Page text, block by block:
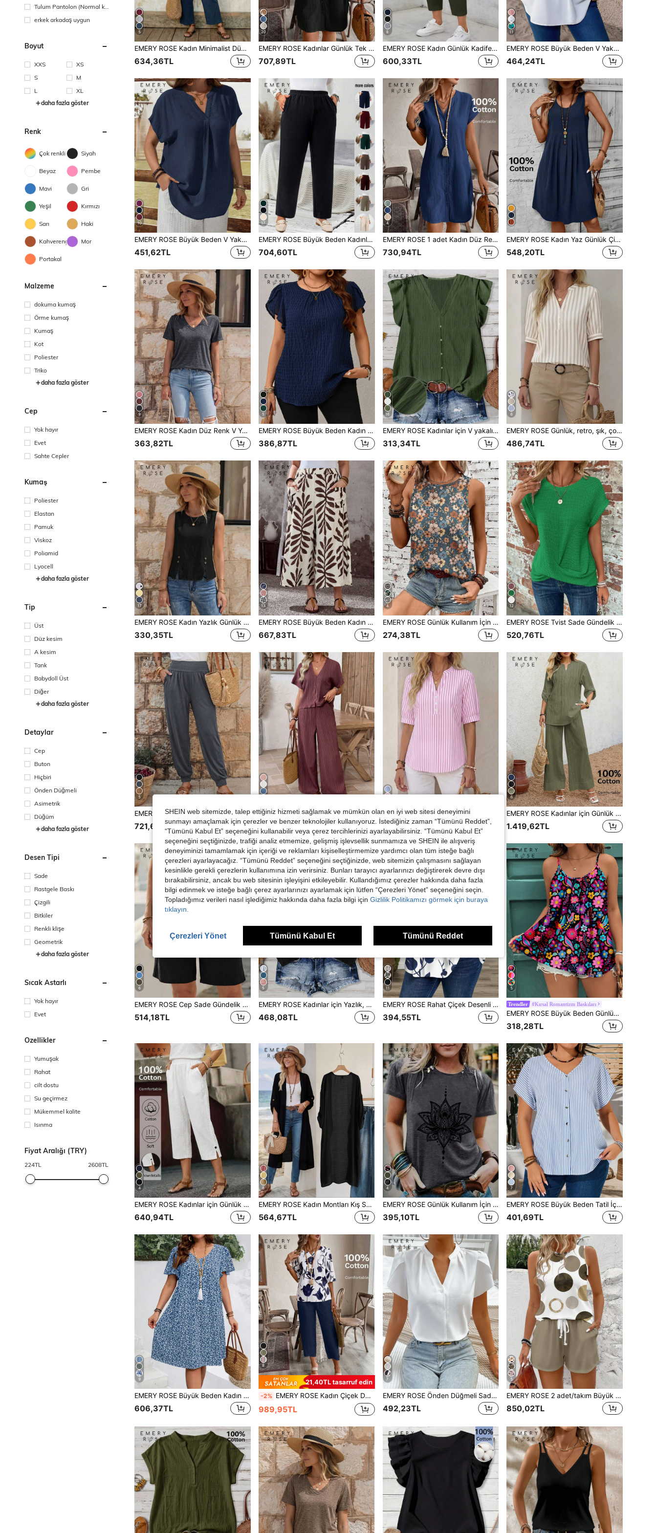
Tulum Pantolon (Normal ka
mez)
erkek arkadaş uygun
Boyut
XXS
XS
S
M
L
XL
daha fazla göster
Renk
Çok renkli Siyah
Beyaz Pembe
Mavi Gri
Yeşil Kırmızı
Sarı Haki
Kahverengi Mor
Portakal
Malzeme
dokuma kumaş
Örme kumaş
Kumaş
Kot
Poliester
Triko
daha fazla göster
Cep
Yok hayır
Evet
Sahte Cepler
Kumaş
Poliester
Elastan
Pamuk
Viskoz
Poliamid
Lyocell
daha fazla göster
Tip
Üst
Düz kesim
A kesim
Tank
Babydoll Üst
Diğer
daha fazla göster
Detaylar
Cep
Buton
Hiçbiri
Önden Düğmeli
Asimetrik
Düğüm
daha fazla göster
Desen Tipi
Sade
Rastgele Baskı
Çizgili
Bitkiler
Renkli klişe
Geometrik
daha fazla göster
Sıcak Astarlı
Yok hayır
Evet
Özellikler
Yumuşak
Rahat
cilt dostu
Su geçirmez
Mükemmel kalite
Isınma
Fiyat Aralığı (TRY)
224TL 2608TL
5
EMERY ROSE Kadın Minimalist Düz Bacak Tulum Çift Cepli Kadın Tulum Kore Modası
634,36TL
20
EMERY ROSE Kadınlar Günlük Tek Renk V Yakalı Dolman Kollu Tek Sıralı Düz Elbise, Yaz, Kadınlar İçin Yazlık Elbiseler
707,89TL
8
EMERY ROSE Kadın Günlük Kadife Dar Pantolon Sonbahar Pantolon Öğretmen Pantolonu
600,33TL
11
EMERY ROSE Büyük Beden V Yaka Büzgülü Yazlık Kısa Kollu Günlük Düz Renk Bluz, Kırsal Tarz Tatil Kadın Bluzu, Günlük Kullanım İçin Sade ve Şık, Yazlık Bluz Kadın, Yazlık Kadın Giyim, İş Giyim Kadın Bluzu, İlkbahar
464,24TL
10
EMERY ROSE Büyük Beden V Yaka Yarasa Kanatlı Kısa Kollu Düz Günlük Bluz, Yaz, Tatil, Bohem, Annelere Hediyeler, Bohem, Bahar Tatili, Rave, Country
451,62TL
17
EMERY ROSE Büyük Beden Kadınlar İçin Günlük Siyah Cepli Uzun Pantolon
704,60TL
4
EMERY ROSE 1 adet Kadın Düz Renk V Yaka Kısa Kollu Basit Günlük Elbise, Kadınlar İçin Yazlık Elbiseler
730,94TL
EMERY ROSE Kadın Yaz Günlük Çiçek Desenli Kolsuz Pileli Elbise
548,20TL
9
EMERY ROSE Kadın Düz Renk V Yaka Kısa Kollu Tişört, Yazlık
363,82TL
5
EMERY ROSE Büyük Beden Kadın Lacivert Çiçek Desenli Kollu Bluz, İlkbahar Başları ve Yaz Ayları İçin, Tatil İçin
386,87TL
16
EMERY ROSE Kadınlar için V yakalı, yazlık günlük bluz.
313,34TL
6
EMERY ROSE Günlük, retro, şık, çok yönlü, sıcak tutan, haki renkli, eskitme görünümlü çizgili bluz; işe gidip gelirken, plajda, tatilde, kadınlar için yazlık kıyafet olarak uygundur, bol kesim.
486,74TL
17
EMERY ROSE Kadın Yazlık Günlük Minimalist Düğme Detaylı Yırtmaçlı Kolsuz Gömlek
330,35TL
13
EMERY ROSE Büyük Beden Kadın Yazlık Günlük Tatil Kırsal Bitki Desenli Çiçek Desenli Cepli Geniş Paçalı Bol Capri Pantolon / Yaz, Yaz Tatili, Bahar Tatili, Tatil Kadınları, Kadınlar İçin Tatil, Dışarı Çıkma, 2026 Yeni, Günlük Giyim İçin Sade ve Şık, Yaz, Tatil, İşe Gidiş Geliş, Günlük Giyim İçin Uygun, Geniş Paçalı Yazlık Pantolon, Kadın Geniş Paçalı Pantolon, Kadınlar İçin Boho Pantolon, Kadın Pantolon, Kadınlar İçin Plaj Pantolonu
667,83TL
4
EMERY ROSE Günlük Kullanım İçin Uygun, Retro Tarzı Çiçek Desenli Yuvarlak Yaka Kadın Askılı Bluz, Sonbahar ve Yaz Aylarında Giyilebilir, Dışarı Çıkmak İçin İdeal, Rahat
274,38TL
12
EMERY ROSE Tvist Sade Gündelik Kadın Tişörtleri
520,76TL
5
EMERY ROSE Kadın Düz Renk Yüksek Bel Pileli Cepli Manşetli Günlük Uzun Pantolon
721,61TL
EMERY ROSE Kadınlar için Tatil Amaçlı Günlük Düz Renk Gömlek ve Pantolon 2 Parça Takım
828,07TL 435,71TL
6
EMERY ROSE Kadınlar için Günlük Rahat Düz Renk V Yaka Düşük Omuzlu Bluz ve Geniş Paçalı Pantolon 2 Parça Takım
1.419,62TL
6
EMERY ROSE Cep Sade Gündelik Kadın Şort
514,18TL
5
EMERY ROSE Kadınlar için Yazlık, Günlük Kullanıma Uygun Minimalist Siyah Gömlek
468,08TL
11
EMERY ROSE Rahat Çiçek Desenli Kolsuz Pileli Bol Atlet/Tank Üst, Büyük Beden, İlkbahar ve Yaz İçin Uygun
394,55TL
5
Trendler #Kırsal Romantizm Baskıları
EMERY ROSE Büyük Beden Günlük Şık Çiçek Desenli Askılı Bluz, Yaz İçin Uygun
318,28TL
4
EMERY ROSE Kadınlar için Günlük Tatil ve İşe Gidiş Geliş İçin Düz Renk Yan Cepli Kısa Paçalı Pantolon
640,94TL
8
EMERY ROSE Kadın Montları Kış Sonbahar Üstleri Sonbahar Kadın Kıyafetleri Sonbahar Kıyafetleri Ofis Giyimleri Dışarı Çıkma Kıyafetleri
564,67TL
4
EMERY ROSE Günlük Kullanım İçin Uygun, Lotus Desenli, Yuvarlak Yakalı, Kısa Kollu, Vücuda Oturan Kadın Tişörtü/Kazak, Pamuk Karışımı, Dışarı Çıkmak İçin İdeal.
395,10TL
7
EMERY ROSE Büyük Beden Tatil İçin Günlük Çizgili Yarasa Kol Gömlek
401,69TL
9
EMERY ROSE Büyük Beden Kadın Yazlık Ditsy Çiçekli Volanlı Kollu Tatil Elbisesi
606,37TL
8
21,40TL tasarruf edin
-2% EMERY ROSE Kadın Çiçek Desenli Gömlek Ve Bilek Boyu Pantolon Takımı
989,95TL
7
EMERY ROSE Önden Düğmeli Sade Gündelik Kadın Bluzlar
492,23TL
5
EMERY ROSE 2 adet/takım Büyük Beden Kadınlar Günlük Puantiye Desenli Yuvarlak Yaka Atlet ve Şort Takımı, Yaz İçin Uygun Kadınlar İki Parça Şort Takımı Kadın 2 Parça Yazlık Kıyafetler Günlük İki Parça Set Kadın Kısa Setler Atlet ve Şort Takımı
850,02TL
SHEIN web sitemizde, talep ettiğiniz hizmeti sağlamak ve mümkün olan en iyi web sitesi deneyimini
sunmayı amaçlamak için çerezler ve benzer teknolojiler kullanıyoruz. İstediğiniz zaman “Tümünü Reddet”,
“Tümünü Kabul Et” seçeneğini kullanabilir veya çerez tercihlerinizi ayarlayabilirsiniz. “Tümünü Kabul Et”
seçeneğini seçtiğinizde, trafiği analiz etmemize, gelişmiş işlevsellik sunmamıza ve SHEIN ile alışveriş
deneyiminizi tamamlamak için içeriği ve reklamları kişiselleştirmemize yardımcı olan tüm isteğe bağlı
çerezleri ayarlayacağız. “Tümünü Reddet” seçeneğini seçtiğinizde, web sitemizin çalışmasını sağlayan
kesinlikle gerekli çerezlerin kullanımına izin verirsiniz. Bunları tarayıcı ayarlarınızı değiştirerek devre dışı
bırakabilirsiniz, ancak bu web sitesinin işleyişini etkileyebilir. Kullandığımız çerezler hakkında daha fazla
bilgi edinmek ve isteğe bağlı çerez ayarlarınızı ayarlamak için lütfen “Çerezleri Yönet” seçeneğini seçin.
Topladığımız verileri nasıl işlediğimiz hakkında daha fazla bilgi için Gizlilik Politikamızı görmek için buraya
tıklayın.
Çerezleri Yönet Tümünü Kabul Et Tümünü Reddet